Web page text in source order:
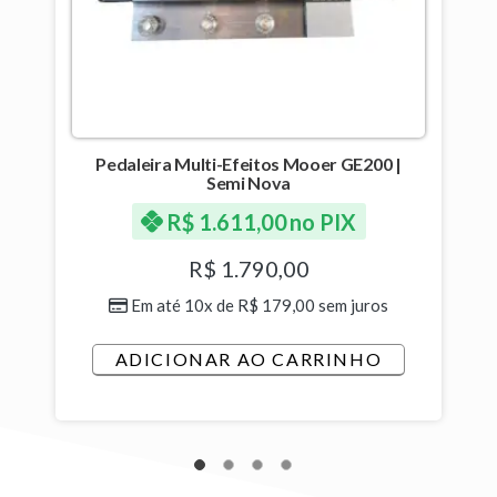
Pedaleira Multi-Efeitos Mooer GE200 |
Semi Nova
R$ 1.790,00
Em até 10x de R$ 179,00 sem juros
R$1.611,00no PIX
ADICIONAR AO CARRINHO